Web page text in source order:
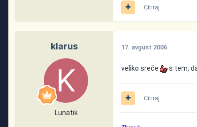
Citiraj
klarus
Lunatik
17. avgust 2006
veliko sreče s tem,
Citiraj